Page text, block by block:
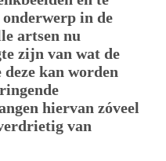
in de
artsen nu
zijn van wat de
kan worden
hiervan zóveel
van